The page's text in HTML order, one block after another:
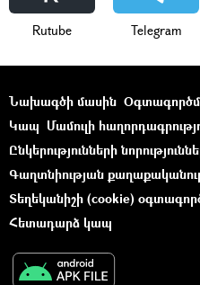
Rutube Telegram
Նախագծի մասին
Կապ Մամուլի
Ընկերությունների
Գաղտնիության
Տեղեկանիշի (cookie)
Հետադարձ կապ